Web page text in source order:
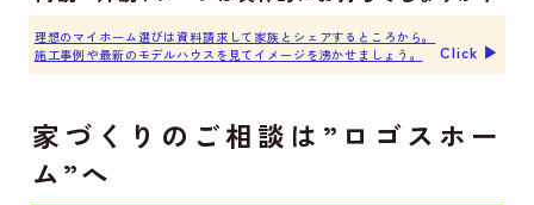
理想のマイホーム選びは資料請求して家族とシェアするところから。
施工事例や最新のモデルハウスを見てイメージを沸かせましょう。
Click ▶︎
家づくりのご相談は”ロゴスホー
ム”へ